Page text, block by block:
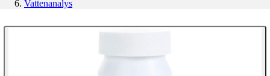
Vattenanalys